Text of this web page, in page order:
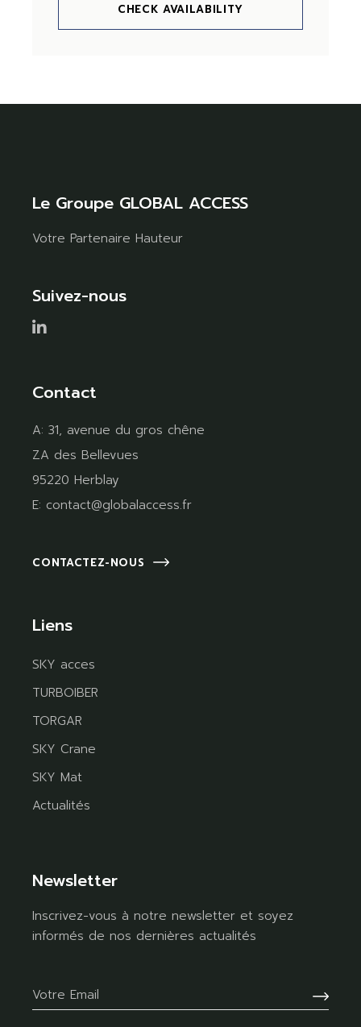
CHECK AVAILABILITY
Le Groupe GLOBAL ACCESS
Votre Partenaire Hauteur
Suivez-nous
Contact
A:31, avenue du gros chêne
ZA des Bellevues
95220 Herblay
E: contact@globalaccess.fr
CONTACTEZ-NOUS
Liens
SKY acces
TURBOIBER
TORGAR
SKY Crane
SKY Mat
Actualités
Newsletter
Inscrivez-vous à notre newsletter et soyez
informés de nos dernières actualités